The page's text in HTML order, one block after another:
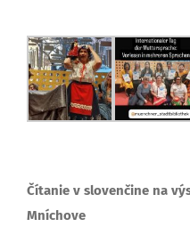
Čítanie v slovenčine na
Mníchove